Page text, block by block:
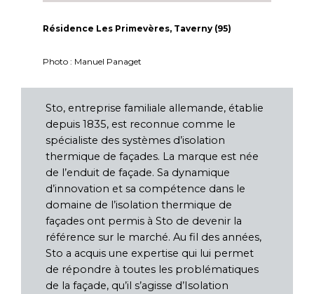
Résidence Les Primevères, Taverny (95)
Photo : Manuel Panaget
Sto, entreprise familiale allemande, établie
depuis 1835, est reconnue comme le
spécialiste des systèmes d’isolation
thermique de façades. La marque est née
de l’enduit de façade. Sa dynamique
d’innovation et sa compétence dans le
domaine de l’isolation thermique de
façades ont permis à Sto de devenir la
référence sur le marché. Au fil des années,
Sto a acquis une expertise qui lui permet
de répondre à toutes les problématiques
de la façade, qu’il s’agisse d’Isolation